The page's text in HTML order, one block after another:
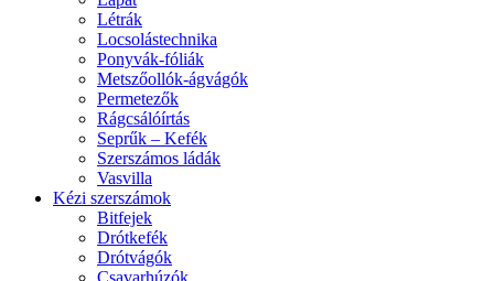
Létrák
Locsolástechnika
Ponyvák-fóliák
Metszőollók-ágvágók
Permetezők
Rágcsálóírtás
Seprűk – Kefék
Szerszámos ládák
Vasvilla
Kézi szerszámok
Bitfejek
Drótkefék
Drótvágók
Csavarhúzók